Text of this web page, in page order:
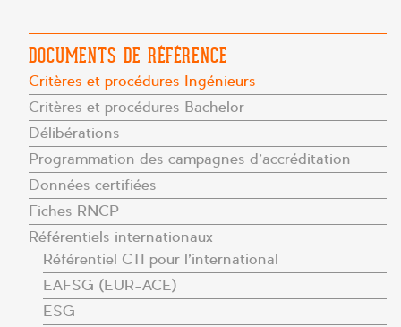
DOCUMENTS DE RÉFÉRENCE
Critères et procédures Ingénieurs
Critères et procédures Bachelor
Délibérations
Programmation des campagnes d’accréditation
Données certifiées
Fiches RNCP
Référentiels internationaux
Référentiel CTI pour l’international
EAFSG (EUR-ACE)
ESG